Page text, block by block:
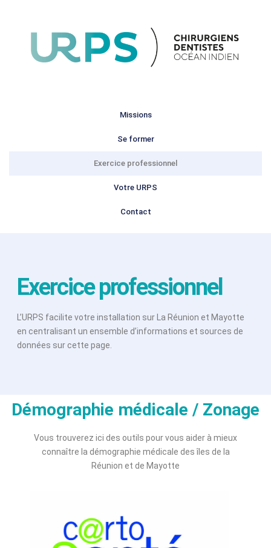
Missions
Se former
Exercice professionnel
Votre URPS
Contact
Exercice professionnel
L’URPS facilite votre installation sur La Réunion et Mayotte
en centralisant un ensemble d’informations et sources de
données sur cette page.
Démographie médicale / Zonage
Vous trouverez ici des outils pour vous aider à mieux
connaître la démographie médicale des îles de la
Réunion et de Mayotte